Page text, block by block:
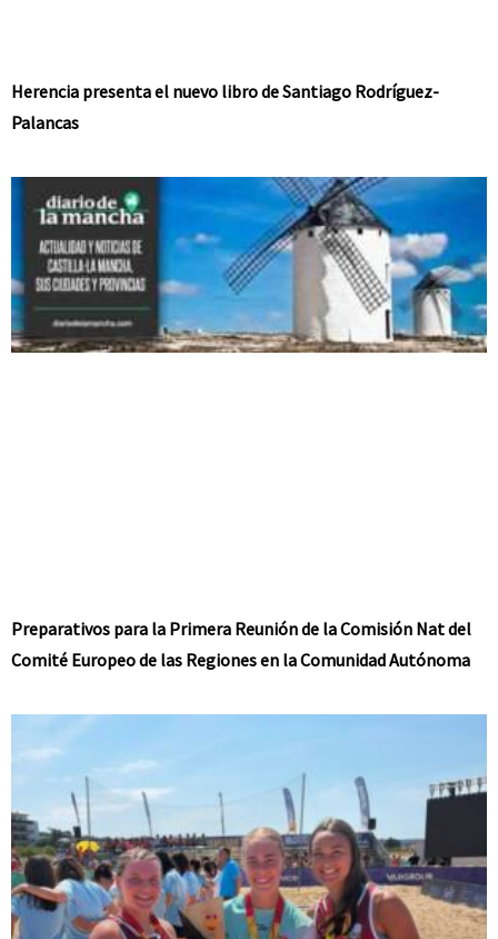
Herencia presenta el nuevo libro de Santiago Rodríguez-
Palancas
Preparativos para la Primera Reunión de la Comisión Nat del
Comité Europeo de las Regiones en la Comunidad Autónoma